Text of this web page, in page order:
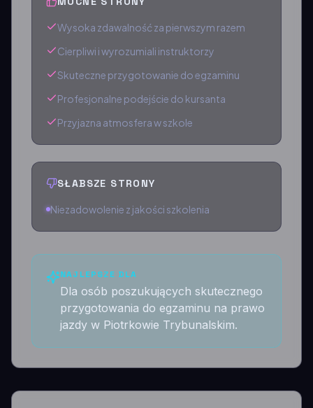
Wysoka zdawalność za pierwszym razem
Cierpliwi i wyrozumiali instruktorzy
Skuteczne przygotowanie do egzaminu
Profesjonalne podejście do kursanta
Przyjazna atmosfera w szkole
SŁABSZE STRONY
Niezadowolenie z jakości szkolenia
NAJLEPSZE DLA
Dla osób poszukujących skutecznego
przygotowania do egzaminu na prawo
jazdy w Piotrkowie Trybunalskim.